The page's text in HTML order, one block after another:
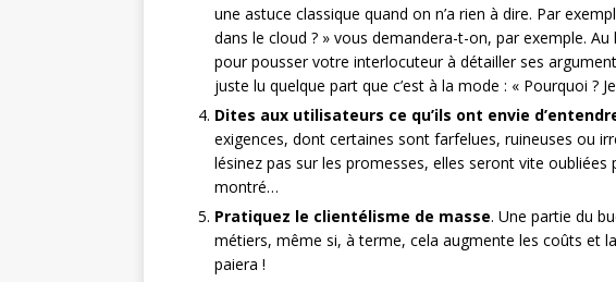
une astuce classique quand on n’a rien à dire. Par
dans le cloud ? » vous demandera-t-on, par exemple.
pour pousser votre interlocuteur à détailler ses
juste lu quelque part que c’est à la mode : « Pourquoi ?
Dites aux utilisateurs ce qu’ils ont envie
exigences, dont certaines sont farfelues, ruineuses ou
lésinez pas sur les promesses, elles seront vite oubliées
montré…
Pratiquez le clientélisme de masse. Une partie du
métiers, même si, à terme, cela augmente les coûts et
paiera !